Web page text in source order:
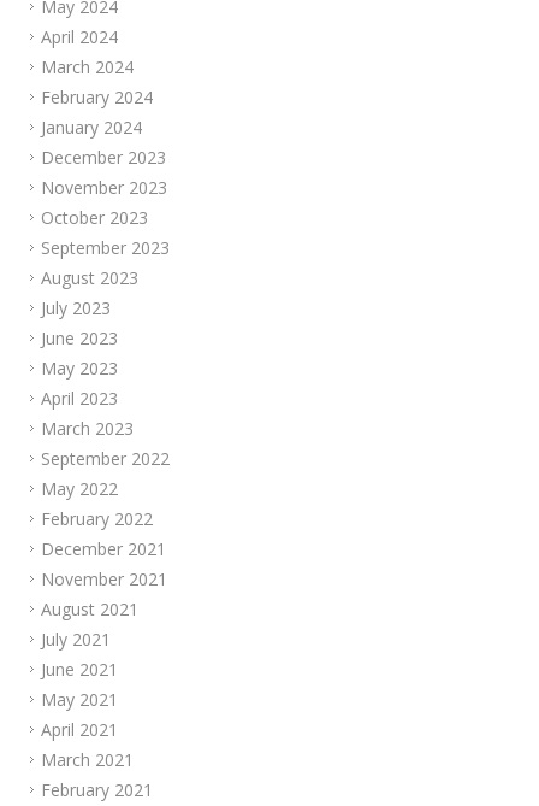
May 2024
April 2024
March 2024
February 2024
January 2024
December 2023
November 2023
October 2023
September 2023
August 2023
July 2023
June 2023
May 2023
April 2023
March 2023
September 2022
May 2022
February 2022
December 2021
November 2021
August 2021
July 2021
June 2021
May 2021
April 2021
March 2021
February 2021